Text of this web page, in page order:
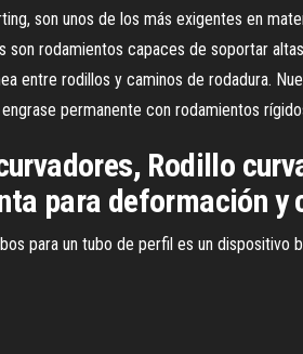
son unos de los más exigentes en
son rodamientos capaces de soportar
entre rodillos y caminos de rodadura.
permanente con rodamientos
Rodillo
para deformación y
para un tubo de perfil es un dispositivo